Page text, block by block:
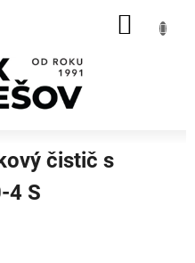
čistič s
4 S